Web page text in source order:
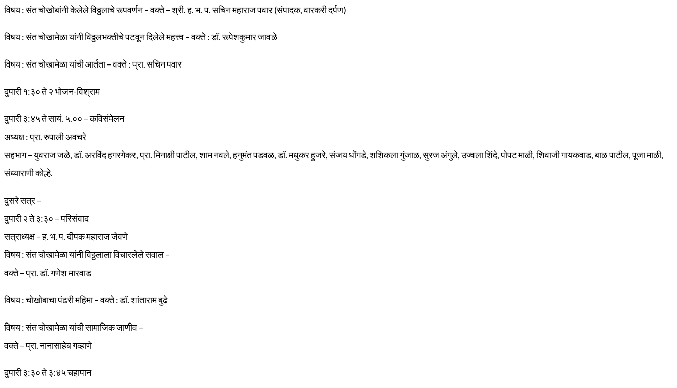
विषय : संत चोखोबांनी केलेले विठ्ठलाचे रूपवर्णन – वक्ते – श्री. ह. भ. प. सचिन महाराज पवार (संपादक, वारकरी दर्पण)
विषय : संत चोखामेळा यांनी विठ्ठलभक्तीचे पटवून दिलेले महत्त्व – वक्ते : डॉ. रूपेशकुमार जावळे
विषय : संत चोखामेळा यांची आर्तता – वक्ते : प्रा. सचिन पवार
दुपारी १:३० ते २ भोजन-विश्राम
दुपारी ३:४५ ते सायं. ५.०० – कविसंमेलन
अध्यक्ष : प्रा. रुपाली अवचरे
सहभाग – युवराज जळे, डॉ. अरविंद हगरगेकर, प्रा. मिनाक्षी पाटील, शाम नवले, हनुमंत पडवळ, डॉ. मधुकर हुजरे, संजय धोंगडे, शशिकला गुंजाळ, सुरज अंगुले, उज्वला शिंदे, पोपट माळी, शिवाजी गायकवाड, बाळ पाटील, पूजा माळी,
संध्याराणी कोल्हे.
दुसरे सत्र –
दुपारी २ ते ३:३० – परिसंवाद
सत्राध्यक्ष – ह. भ. प. दीपक महाराज जेवणे
विषय : संत चोखामेळा यांनी विठ्ठलाला विचारलेले सवाल –
वक्ते – प्रा. डॉ. गणेश मारवाड
विषय : चोखोबाचा पंढरी महिमा – वक्ते : डॉ. शांताराम बुढे
विषय : संत चोखामेळा यांची सामाजिक जाणीव –
वक्ते – प्रा. नानासाहेब गव्हाणे
दुपारी ३:३० ते ३:४५ चहापान